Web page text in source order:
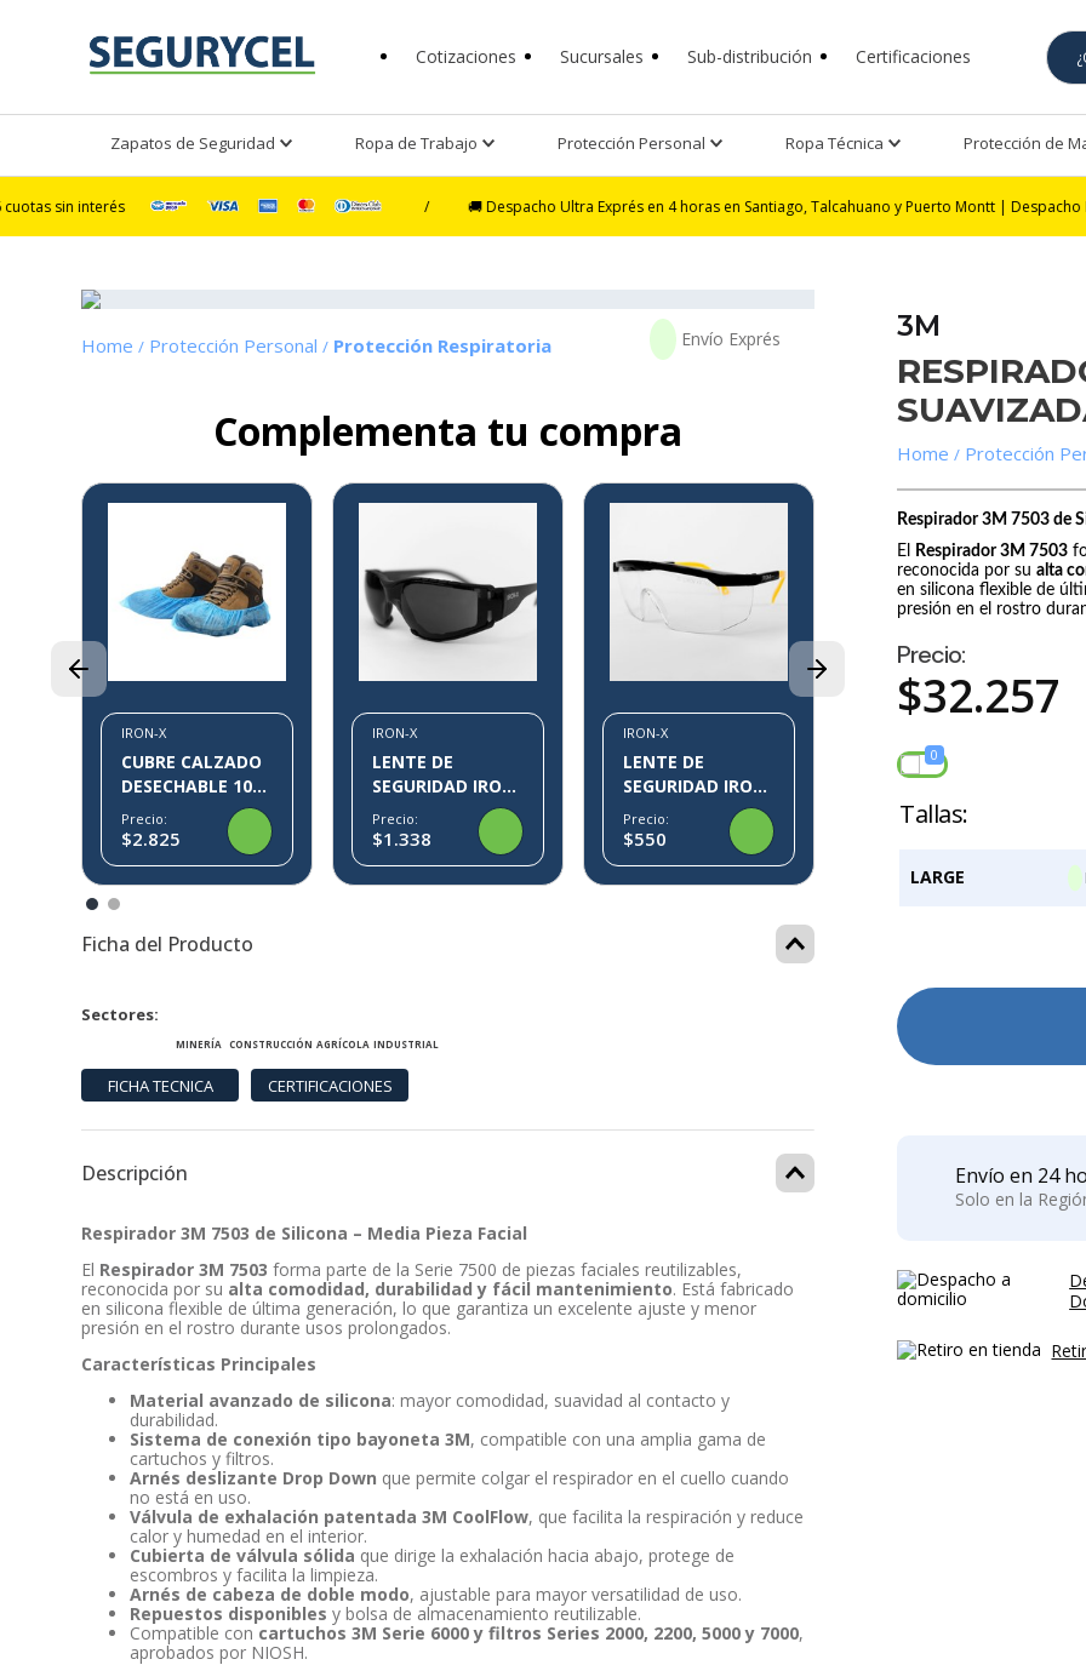
Cotizaciones Sucursales Sub-distribución Certificaciones
Zapatos de Seguridad Ropa de Trabajo Protección Personal Ropa Técnica Protección de
/ 🚚 Despacho Ultra Exprés en 4 horas en Santiago, Talcahuano y Puerto Montt | Despacho Exprés 24
Protección Personal Protección Respiratoria
Complementa tu compra
IRON-X
CUBRE CALZADO
DESECHABLE 100
PARES KLIN IRON-
X
Precio:
$2.825
IRON-X
LENTE DE
SEGURIDAD IRON-
X IX09
Precio:
$1.338
IRON-X
LENTE DE
SEGURIDAD IRON-
X IX07
Precio:
$550
8%
IRON-X
LENTE DE
X IX10
Precio:
$1.554$1.700
Ficha del Producto
Sectores
MINERÍA CONSTRUCCIÓN AGRÍCOLA INDUSTRIAL
Descripción
Respirador 3M 7503 de Silicona – Media Pieza Facial
El Respirador 3M 7503 forma parte de la Serie 7500 de piezas faciales reutilizables,
reconocida por su alta comodidad, durabilidad y fácil mantenimiento. Está fabricado
en silicona flexible de última generación, lo que garantiza un excelente ajuste y menor
presión en el rostro durante usos prolongados.
Características Principales
Material avanzado de silicona: mayor comodidad, suavidad al contacto y
durabilidad.
Sistema de conexión tipo bayoneta 3M, compatible con una amplia gama de
cartuchos y filtros.
Arnés deslizante Drop Down que permite colgar el respirador en el cuello cuando
no está en uso.
Válvula de exhalación patentada 3M CoolFlow, que facilita la respiración y reduce
calor y humedad en el interior.
Cubierta de válvula sólida que dirige la exhalación hacia abajo, protege de
escombros y facilita la limpieza.
Arnés de cabeza de doble modo, ajustable para mayor versatilidad de uso.
Repuestos disponibles y bolsa de almacenamiento reutilizable.
Compatible con cartuchos 3M Serie 6000 y filtros Series 2000, 2200, 5000 y 7000,
aprobados por NIOSH.
3M
Protección
Respirador 3M 7503 de
El
Respirador 3M 7503
reconocida por sualta
en silicona flexible de
presión en el rostro
Precio:
$32.257
0
LARGE
Envío en 24
Solo en la